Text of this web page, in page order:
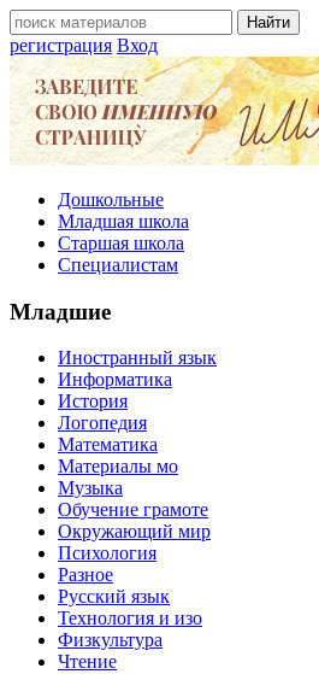
регистрация Вход
Дошкольные
Младшая школа
Старшая школа
Специалистам
Младшие
Иностранный язык
Информатика
История
Логопедия
Математика
Материалы мо
Музыка
Обучение грамоте
Окружающий мир
Психология
Разное
Русский язык
Технология и изо
Физкультура
Чтение